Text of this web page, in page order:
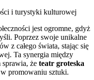
i turystyki kulturowej
jest ogromne, gdyż
Poprzez swoje unikalne
z całego świata, stając się
Ta synergia między
sprawia, że teatr groteska
promowaniu sztuki.